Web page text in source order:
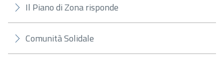
Il Piano di Zona risponde
Comunità Solidale